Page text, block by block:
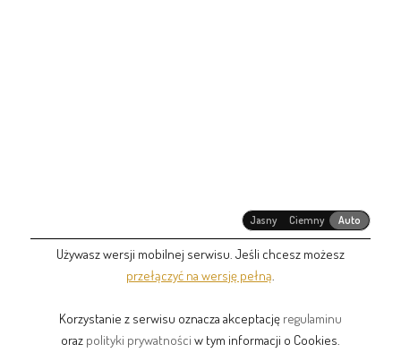
Jasny Ciemny Auto
Używasz wersji mobilnej serwisu. Jeśli chcesz możesz
przełączyć na wersję pełną
Korzystanie z serwisu oznacza akceptację regulaminu
oraz polityki prywatności w tym informacji o Cookies.